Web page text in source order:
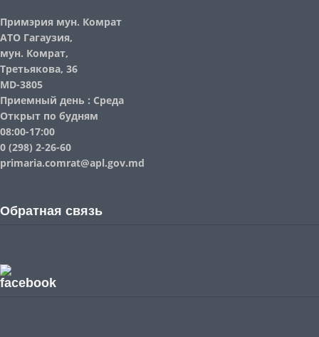
Примэрия мун. Комрат
АТО Гагаузия,
мун. Комрат,
Третьякова, 36
MD-3805
Приемный день : Среда
Открыт по будням
08:00-17:00
0 (298) 2-26-60
primaria.comrat@apl.gov.md
Обратная связь
facebook